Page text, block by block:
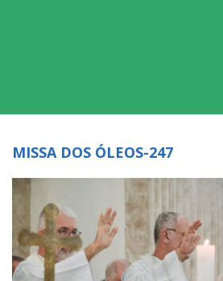
MISSA DOS ÓLEOS-247